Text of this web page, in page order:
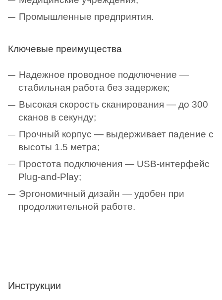
Промышленные предприятия.
Ключевые преимущества
Надежное проводное подключение —
стабильная работа без задержек;
Высокая скорость сканирования — до 300
сканов в секунду;
Прочный корпус — выдерживает падение с
высоты 1.5 метра;
Простота подключения — USB-интерфейс
Plug-and-Play;
Эргономичный дизайн — удобен при
продолжительной работе.
Инструкции